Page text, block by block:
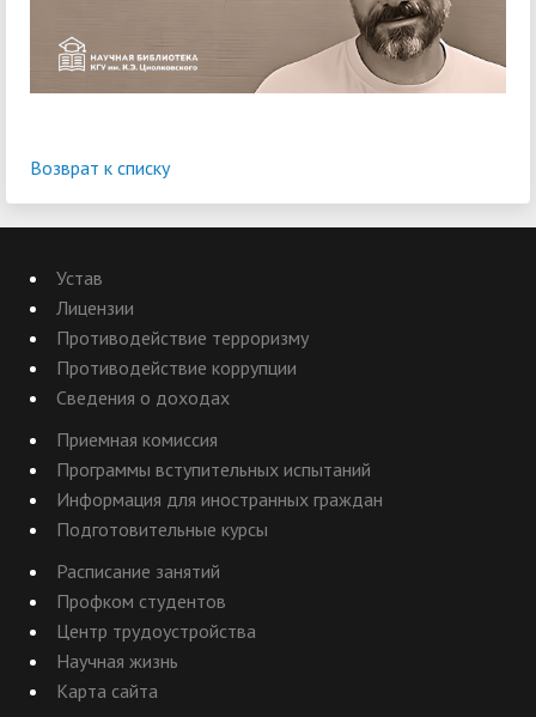
Возврат к списку
Устав
Лицензии
Противодействие терроризму
Противодействие коррупции
Сведения о доходах
Приемная комиссия
Программы вступительных испытаний
Информация для иностранных граждан
Подготовительные курсы
Расписание занятий
Профком студентов
Центр трудоустройства
Научная жизнь
Карта сайта